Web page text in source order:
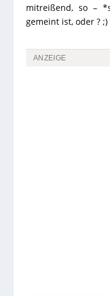
mitreißend, so –
gemeint ist, oder ? ;)
ANZEIGE